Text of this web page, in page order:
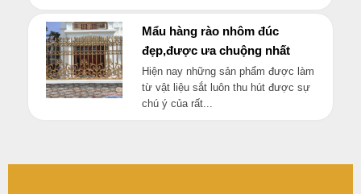
Mẩu hàng rào nhôm đúc
đẹp,được ưa chuộng nhất
Hiện nay những sản phẩm được làm
từ vật liệu sắt luôn thu hút được sự
chú ý của rất...